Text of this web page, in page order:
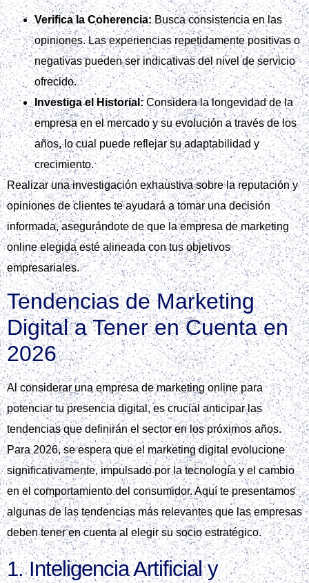
Verifica la Coherencia:Busca consistencia en las
opiniones. Las experiencias repetidamente positivas o
negativas pueden ser indicativas del nivel de servicio
ofrecido.
Investiga el Historial:Considera la longevidad de la
empresa en el mercado y su evolución a través de los
años, lo cual puede reflejar su adaptabilidad y
crecimiento.
Realizar una investigación exhaustiva sobre la reputación y
opiniones de clientes te ayudará a tomar una decisión
informada, asegurándote de que la empresa de marketing
online elegida esté alineada con tus objetivos
empresariales.
Tendencias de Marketing
Digital a Tener en Cuenta en
2026
Al considerar una empresa de marketing online para
potenciar tu presencia digital, es crucial anticipar las
tendencias que definirán el sector en los próximos años.
Para 2026, se espera que el marketing digital evolucione
significativamente, impulsado por la tecnología y el cambio
en el comportamiento del consumidor. Aquí te presentamos
algunas de las tendencias más relevantes que las empresas
deben tener en cuenta al elegir su socio estratégico.
1. Inteligencia Artificial y